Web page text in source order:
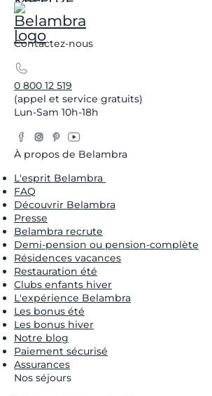
Contactez-nous
0 800 12 519
(appel et service gratuits)
Lun-Sam 10h-18h
Facebook
Instagram
Pinterest
YouTube
À propos de Belambra
L'esprit Belambra
FAQ
Découvrir Belambra
Presse
Belambra recrute
Demi-pension ou pension-complète
Résidences vacances
Restauration été
Clubs enfants hiver
L'expérience Belambra
Les bonus été
Les bonus hiver
Notre blog
Paiement sécurisé
Assurances
Nos séjours